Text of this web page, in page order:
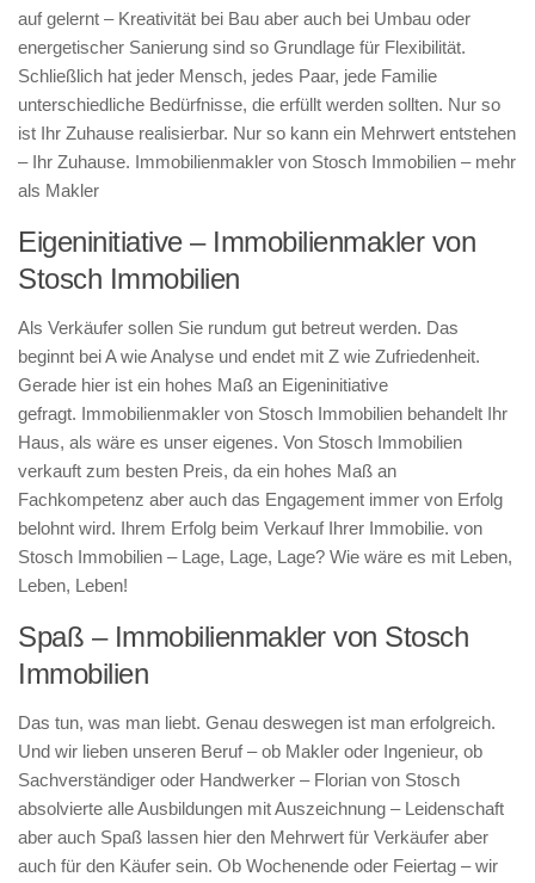
auf gelernt – Kreativität bei Bau aber auch bei Umbau oder
energetischer Sanierung sind so Grundlage für Flexibilität.
Schließlich hat jeder Mensch, jedes Paar, jede Familie
unterschiedliche Bedürfnisse, die erfüllt werden sollten. Nur so
ist Ihr Zuhause realisierbar. Nur so kann ein Mehrwert entstehen
– Ihr Zuhause. Immobilienmakler von Stosch Immobilien – mehr
als Makler
Eigeninitiative – Immobilienmakler von
Stosch Immobilien
Als Verkäufer sollen Sie rundum gut betreut werden. Das
beginnt bei A wie Analyse und endet mit Z wie Zufriedenheit.
Gerade hier ist ein hohes Maß an Eigeninitiative
gefragt. Immobilienmakler von Stosch Immobilien behandelt Ihr
Haus, als wäre es unser eigenes. Von Stosch Immobilien
verkauft zum besten Preis, da ein hohes Maß an
Fachkompetenz aber auch das Engagement immer von Erfolg
belohnt wird. Ihrem Erfolg beim Verkauf Ihrer Immobilie. von
Stosch Immobilien – Lage, Lage, Lage? Wie wäre es mit Leben,
Leben, Leben!
Spaß – Immobilienmakler von Stosch
Immobilien
Das tun, was man liebt. Genau deswegen ist man erfolgreich.
Und wir lieben unseren Beruf – ob Makler oder Ingenieur, ob
Sachverständiger oder Handwerker – Florian von Stosch
absolvierte alle Ausbildungen mit Auszeichnung – Leidenschaft
aber auch Spaß lassen hier den Mehrwert für Verkäufer aber
auch für den Käufer sein. Ob Wochenende oder Feiertag – wir